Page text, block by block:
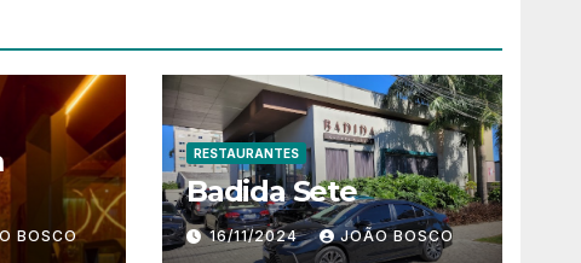
BOSCO
RESTAURANTES
Badida Sete
16/11/2024 JOÃO BOSCO